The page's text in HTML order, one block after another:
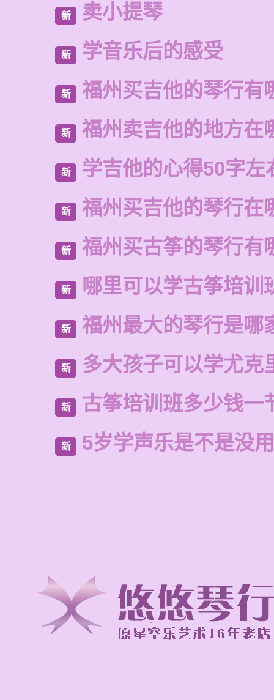
新 卖小提琴
新 学音乐后的感受
新 福州买吉他的琴行有
新 福州卖吉他的地方在
新 学吉他的心得50字左
新 福州买吉他的琴行在
新 福州买古筝的琴行有
新 哪里可以学古筝培训
新 福州最大的琴行是哪
新 多大孩子可以学尤克
新 古筝培训班多少钱一
新 5岁学声乐是不是没用